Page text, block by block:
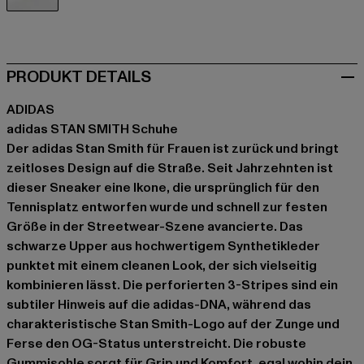
PRODUKT DETAILS
ADIDAS
adidas STAN SMITH Schuhe
Der adidas Stan Smith für Frauen ist zurück und bringt
zeitloses Design auf die Straße. Seit Jahrzehnten ist
dieser Sneaker eine Ikone, die ursprünglich für den
Tennisplatz entworfen wurde und schnell zur festen
Größe in der Streetwear-Szene avancierte. Das
schwarze Upper aus hochwertigem Synthetikleder
punktet mit einem cleanen Look, der sich vielseitig
kombinieren lässt. Die perforierten 3-Stripes sind ein
subtiler Hinweis auf die adidas-DNA, während das
charakteristische Stan Smith-Logo auf der Zunge und
Ferse den OG-Status unterstreicht. Die robuste